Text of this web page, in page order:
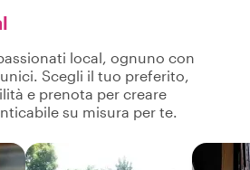
local, ognuno con
Scegli il tuo preferito,
e prenota per creare
su misura per te.